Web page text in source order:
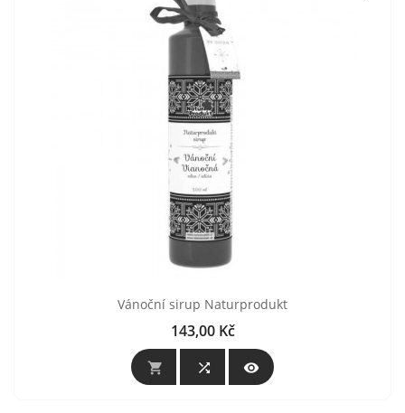
Vánoční sirup Naturprodukt
Cena
143,00 Kč
  